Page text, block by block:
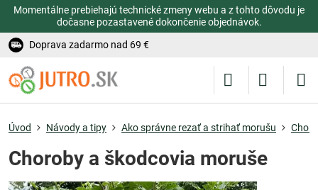
Momentálne prebiehajú technické zmeny webu a z tohto dôvodu je
dočasne pozastavené dokončenie objednávok.
Doprava zadarmo nad 69 €
Úvod Návody a tipy Ako správne rezať a strihať morušu
Choroby a škodcovia moruše